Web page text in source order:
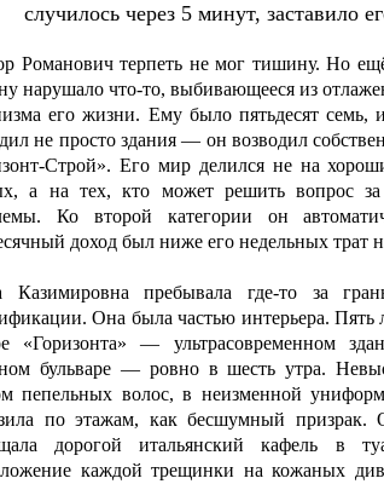
cлучилocь чepeз 5 минут, зacтaвилo
Романович терпеть не мог тишину. Но
нарушало что-то, выбивающееся из
его жизни. Ему было пятьдесят семь,
не просто здания — он возводил
Строй». Его мир делился не на
а на тех, кто может решить вопрос
Ко второй категории он
доход был ниже его недельных трат
Казимировна пребывала где-то за
Она была частью интерьера. Пять
«Горизонта» — ультрасовременном
бульваре — ровно в шесть утра.
пепельных волос, в неизменной
по этажам, как бесшумный
дорогой итальянский кафель в
каждой трещинки на кожаных